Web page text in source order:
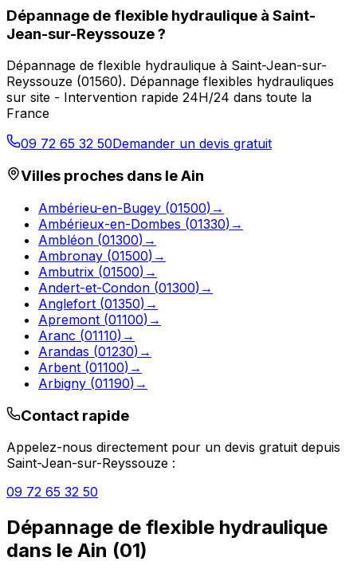
Dépannage de flexible hydraulique à Saint-
Jean-sur-Reyssouze?
Dépannage de flexible hydraulique à Saint-Jean-sur-
Reyssouze (01560). Dépannage flexibles hydrauliques
sur site - Intervention rapide 24H/24 dans toute la
France
09 72 65 32 50Demander un devis gratuit
Villes proches dans leAin
Ambérieu-en-Bugey (01500) →
Ambérieux-en-Dombes (01330) →
Ambléon (01300) →
Ambronay (01500) →
Ambutrix (01500) →
Andert-et-Condon (01300) →
Anglefort (01350) →
Apremont (01100) →
Aranc (01110) →
Arandas (01230) →
Arbent (01100) →
Arbigny (01190) →
Contact rapide
Appelez-nous directement pour un devis gratuit depuis
Saint-Jean-sur-Reyssouze :
09 72 65 32 50
Dépannage de flexible hydraulique
dans le Ain (01)